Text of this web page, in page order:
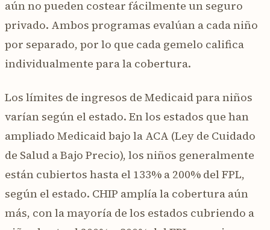
aún no pueden costear fácilmente un seguro
privado. Ambos programas evalúan a cada niño
por separado, por lo que cada gemelo califica
individualmente para la cobertura.
Los límites de ingresos de Medicaid para niños
varían según el estado. En los estados que han
ampliado Medicaid bajo la ACA (Ley de Cuidado
de Salud a Bajo Precio), los niños generalmente
están cubiertos hasta el 133% a 200% del FPL,
según el estado. CHIP amplía la cobertura aún
más, con la mayoría de los estados cubriendo a